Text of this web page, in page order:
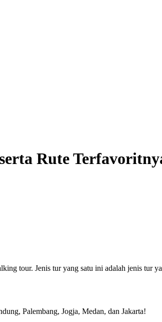
Rute
tour. Jenis tur yang satu ini adalah jenis tur
Palembang, Jogja, Medan, dan Jakarta!